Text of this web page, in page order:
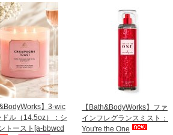
】3-wic
ドル（14.5oz）：シ
トースト [a-bbwcd
【Bath&BodyWorks】ファ
インフレグランスミスト：
You're the One